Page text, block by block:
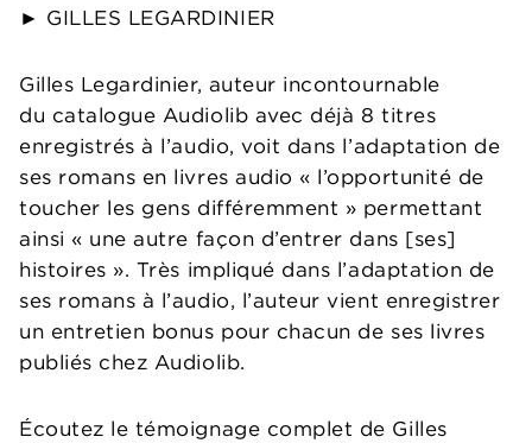
► GILLES LEGARDINIER
Gilles Legardinier, auteur incontournable
du catalogue Audiolib avec déjà 8 titres
enregistrés à l’audio, voit dans l’adaptation de
ses romans en livres audio « l’opportunité de
toucher les gens différemment » permettant
ainsi « une autre façon d’entrer dans [ses]
histoires ». Très impliqué dans l’adaptation de
ses romans à l’audio, l’auteur vient enregistrer
un entretien bonus pour chacun de ses livres
publiés chez Audiolib.
Écoutez le témoignage complet de Gilles